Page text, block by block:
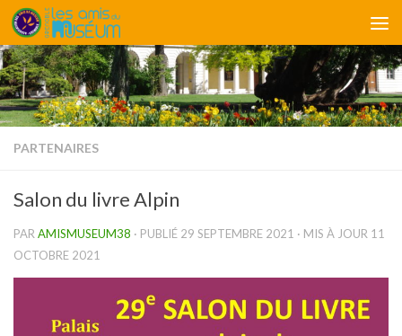
Skip to content
PARTENAIRES
Salon du livre Alpin
PAR AMISMUSEUM38 · PUBLIÉ 29 SEPTEMBRE 2021 · MIS À JOUR 11
OCTOBRE 2021